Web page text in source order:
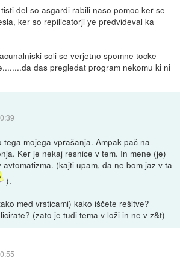
del so asgardi rabili naso pomoc ker se
ker so repilicatorji ye predvideval ka
soli se verjetno spomne tocke
das pregledat program nekomu ki ni
tega mojega vprašanja. Ampak pač na
Ker je nekaj resnice v tem. In mene (je)
(kajti upam, da ne bom jaz v ta
).
med vrsticami) kako iščete rešitve?
(zato je tudi tema v loži in ne v z&t)